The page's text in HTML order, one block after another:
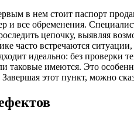
в нем стоит паспорт
все обременения.
цепочку, выявляя
часто встречаются
идеально: без проверки
таковые имеются. Это
этот пункт, можно